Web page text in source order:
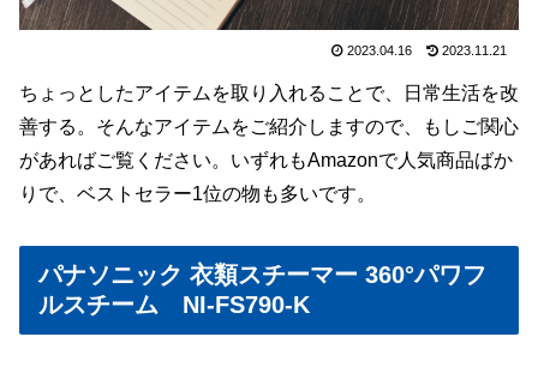
2023.04.16 2023.11.21
ちょっとしたアイテムを取り入れることで、日常生活を改
善する。そんなアイテムをご紹介しますので、もしご関心
があればご覧ください。いずれもAmazonで人気商品ばか
りで、ベストセラー1位の物も多いです。
パナソニック 衣類スチーマー 360°パワフ
ルスチーム NI-FS790-K